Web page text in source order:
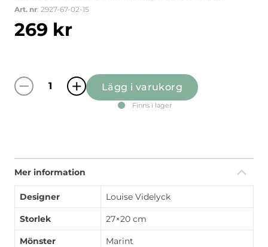
Art. nr: 2927-67-02-15
269 kr
Kust beige bricka mängd
Lägg i varukorg
Finns i lager
Mer information
Designer Louise Videlyck
Storlek 27×20 cm
Mönster Marint